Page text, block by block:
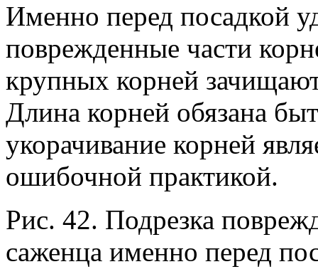
Именно перед посадкой
поврежденные части
крупных корней
Длина корней обязана
укорачивание корней
ошибочной практикой.
Рис. 42. Подрезка
саженца именно перед